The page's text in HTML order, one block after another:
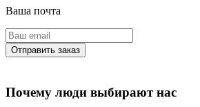
Ваша почта
Почему люди выбирают нас